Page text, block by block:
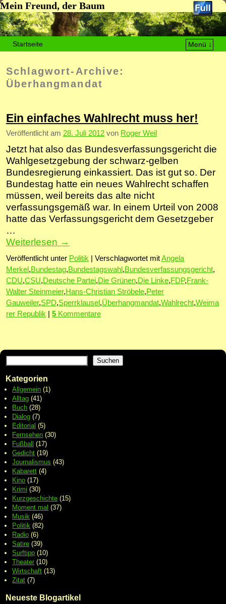
Mein Freund, der Baum
Startseite
Menü ↓
Schlagwort-Archive:
Überhangmandat
Ein einfaches Wahlrecht muss her!
Veröffentlicht am 28. Juli 2012 von Roger Weil
Jetzt hat also das Bundesverfassungsgericht die
Wahlgesetzgebung der schwarz-gelben
Bundesregierung einkassiert. Das ist gut so. Der
Bundestag hatte ein neues Wahlrecht schaffen
müssen, weil bereits das alte nicht
verfassungsgemäß war. In einem Urteil von 2008
hatte das Verfassungsgericht dem Gesetzgeber
…
Weiterlesen →
Veröffentlicht unter Politik Verschlagwortet mitAngela
Merkel ,Bundestag,Bundestagswahl ,Bundesverfassungsgericht,
CDU,CSU,Deutsche Partei,Die Grünen,Die Linke,FDP,Frank-
Walter Steinmeier,Hans-Christian Ströbele,Peter
Gauweiler,SPD,Sperrklausel ,Überhangmandat,Wahlrecht,Weima
rer Republik
5 Kommentare
Suchen
Kategorien
Allgemein (1)
Alltag (41)
Buch (28)
Dialog (7)
Editorial (5)
Fernsehen (30)
Fußball (17)
Gedicht (19)
Journalismus (43)
Kabarett (4)
Kino (17)
Krimi (30)
Kurzgeschichte (15)
Moment mal (37)
Musik (46)
Politik (82)
Radio (6)
Satire (39)
Surftipp (10)
Theater (10)
Wirtschaft (13)
Zitat (7)
Neueste Blogartikel